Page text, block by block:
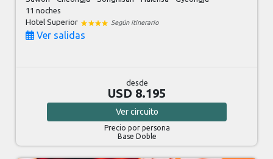
11 noches
Hotel Superior
Según itinerario
Ver salidas
desde
USD 8.195
Vercircuito
Precio por persona
Base Doble